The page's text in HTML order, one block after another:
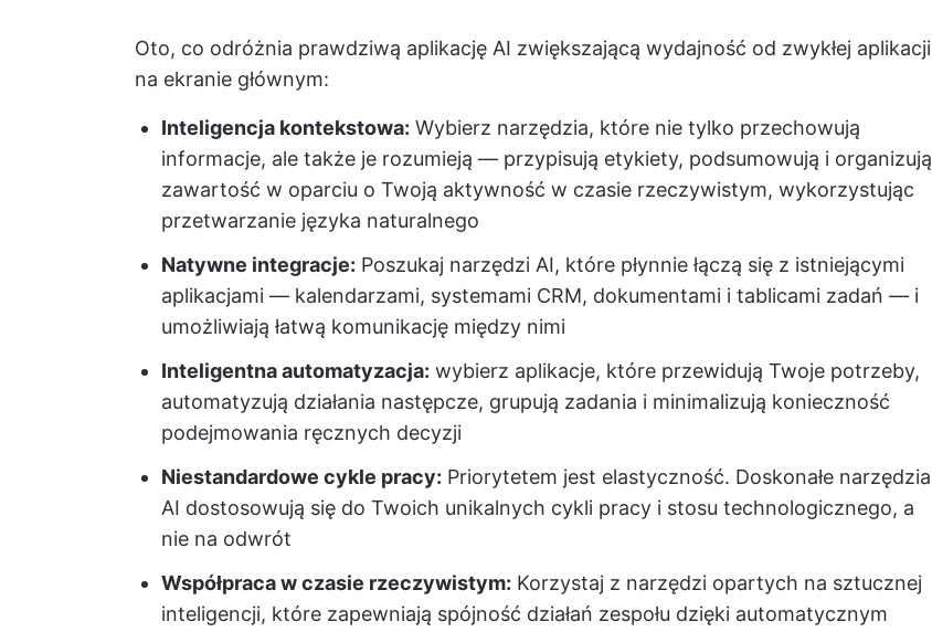
Oto, co odróżnia prawdziwą aplikację AI zwiększającą wydajność od zwykłej aplikacji
na ekranie głównym:
Inteligencja kontekstowa: Wybierz narzędzia, które nie tylko przechowują
informacje, ale także je rozumieją — przypisują etykiety, podsumowują i organizują
zawartość w oparciu o Twoją aktywność w czasie rzeczywistym, wykorzystując
przetwarzanie języka naturalnego
Natywne integracje: Poszukaj narzędzi AI, które płynnie łączą się z istniejącymi
aplikacjami — kalendarzami, systemami CRM, dokumentami i tablicami zadań — i
umożliwiają łatwą komunikację między nimi
Inteligentna automatyzacja: wybierz aplikacje, które przewidują Twoje potrzeby,
automatyzują działania następcze, grupują zadania i minimalizują konieczność
podejmowania ręcznych decyzji
Niestandardowe cykle pracy: Priorytetem jest elastyczność. Doskonałe narzędzia
AI dostosowują się do Twoich unikalnych cykli pracy i stosu technologicznego, a
nie na odwrót
Współpraca w czasie rzeczywistym: Korzystaj z narzędzi opartych na sztucznej
inteligencji, które zapewniają spójność działań zespołu dzięki automatycznym